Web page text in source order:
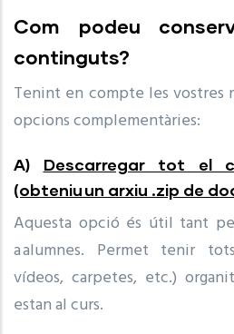
Com podeu
continguts?
Tenint en compte les vostres
opcions complementàries:
A) Descarregar tot el
(obteniu un arxiu .zip de
Aquesta opció és útil tant
a alumnes. Permet tenir
vídeos, carpetes, etc.)
estan al curs.